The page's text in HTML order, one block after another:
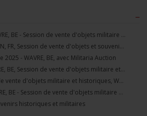
–
Décembre 2025 - WAVRE, BE - Session de vente d'objets militaire et souvenirs historiques
Novembre 2025 - CAEN, FR, Session de vente d'objets et souvenirs militaires
- WAVRE, BE, avec Militaria Auction
Automne 2025 - WAVRE, BE, Session de vente d'objets militaire et souvenirs historiques
Juillet 2025 - Session de vente d'objets militaire et historiques, Wavre, BE
2025 - Été 2025 - WAVRE, BE - Session de vente d'objets militaire et souvenirs historiques
historiques et militaires